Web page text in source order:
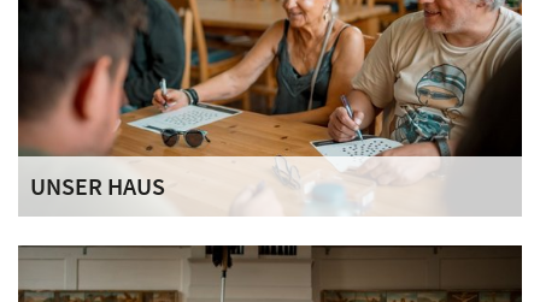
UNSER HAUS
geschützten Lebensort mit gemeinschaftlicher Struktur, in
dem Selbstständigkeit, Stabilität und soziale Teilhabe im